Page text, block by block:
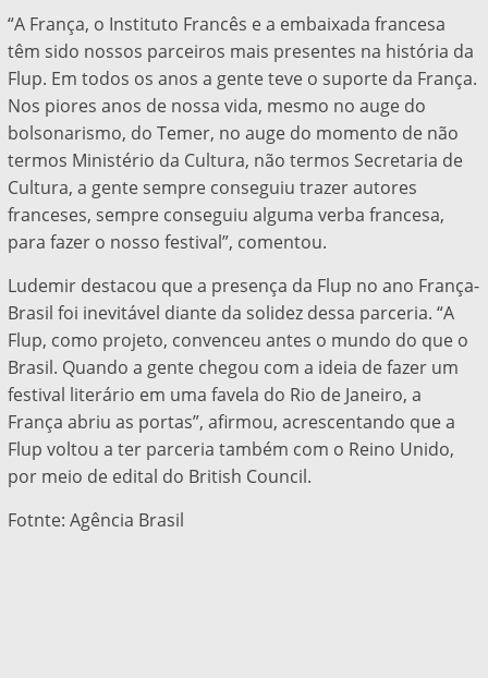
“A França, o Instituto Francês e a embaixada francesa
têm sido nossos parceiros mais presentes na história da
Flup. Em todos os anos a gente teve o suporte da França.
Nos piores anos de nossa vida, mesmo no auge do
bolsonarismo, do Temer, no auge do momento de não
termos Ministério da Cultura, não termos Secretaria de
Cultura, a gente sempre conseguiu trazer autores
franceses, sempre conseguiu alguma verba francesa,
para fazer o nosso festival”, comentou.
Ludemir destacou que a presença da Flup no ano França-
Brasil foi inevitável diante da solidez dessa parceria. “A
Flup, como projeto, convenceu antes o mundo do que o
Brasil. Quando a gente chegou com a ideia de fazer um
festival literário em uma favela do Rio de Janeiro, a
França abriu as portas”, afirmou, acrescentando que a
Flup voltou a ter parceria também com o Reino Unido,
por meio de edital do British Council.
Fotnte: Agência Brasil